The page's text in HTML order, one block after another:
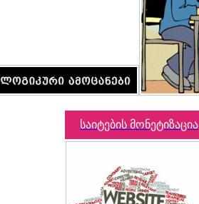
საიტების მონეტიზაცია